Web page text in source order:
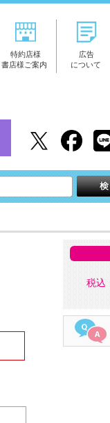
特約店様
書店様ご案内
広告
について
税込